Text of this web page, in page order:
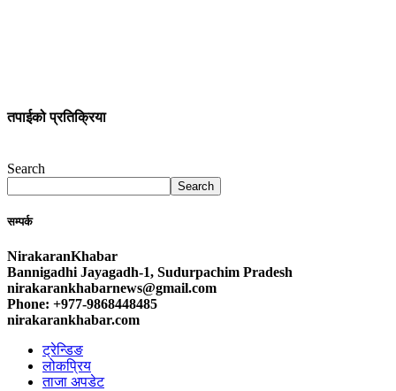
तपाईको प्रतिक्रिया
Search
Search
सम्पर्क
NirakaranKhabar
Bannigadhi Jayagadh-1, Sudurpachim Pradesh
nirakarankhabarnews@gmail.com
Phone: +977-9868448485
nirakarankhabar.com
ट्रेन्डिङ
लोकप्रिय
ताजा अपडेट